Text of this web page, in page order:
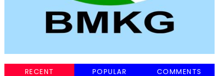
RECENT POPULAR COMMENTS